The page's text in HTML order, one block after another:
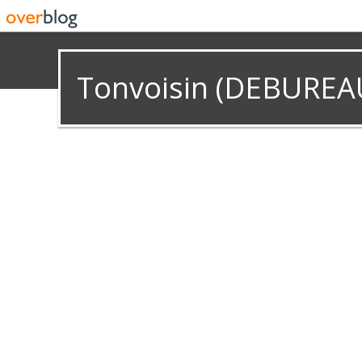
Tonvoisin